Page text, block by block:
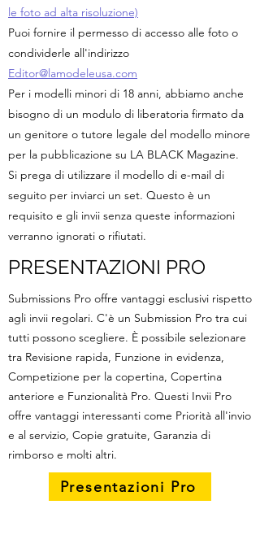
le foto ad alta risoluzione)
Puoi fornire il permesso di accesso alle foto o
condividerle all'indirizzo
Editor@lamodeleusa.com
Per i modelli minori di 18 anni, abbiamo anche
bisogno di un modulo di liberatoria firmato da
un genitore o tutore legale del modello minore
per la pubblicazione su LA BLACK Magazine.
Si prega di utilizzare il modello di e-mail di
seguito per inviarci un set. Questo è un
requisito e gli invii senza queste informazioni
verranno ignorati o rifiutati.
PRESENTAZIONI PRO
Submissions Pro offre vantaggi esclusivi rispetto
agli invii regolari. C'è un Submission Pro tra cui
tutti possono scegliere. È possibile selezionare
tra Revisione rapida, Funzione in evidenza,
Competizione per la copertina, Copertina
anteriore e Funzionalità Pro.​ Questi Invii Pro
offre vantaggi interessanti come Priorità all'invio
e al servizio, Copie gratuite, Garanzia di
rimborso e molti altri.
Presentazioni Pro